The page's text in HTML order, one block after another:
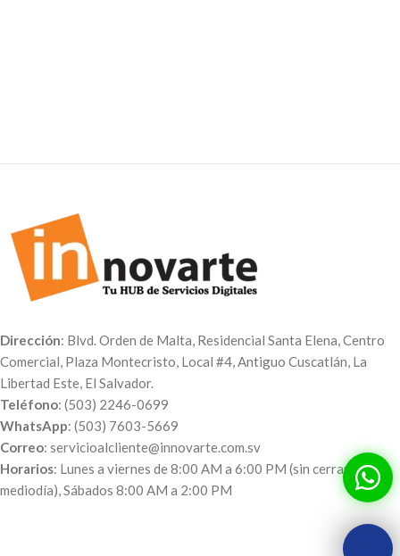
Dirección: Blvd. Orden de Malta, Residencial Santa Elena, Centro
Comercial, Plaza Montecristo, Local #4, Antiguo Cuscatlán, La
Libertad Este, El Salvador.
Teléfono: (503) 2246-0699
WhatsApp: (503) 7603-5669
Correo: servicioalcliente@innovarte.com.sv
Horarios: Lunes a viernes de 8:00 AM a 6:00 PM (sin cerrar al
mediodía), Sábados 8:00 AM a 2:00 PM